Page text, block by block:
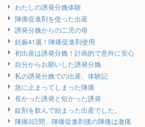
わたしの誘発分娩体験
陣痛促進剤を使った出産
誘発分娩からの二児の母
妊娠41週！陣痛促進剤使用
初出産は誘発分娩！計画的で意外に安心
自分からお願いした誘発分娩
私の誘発分娩での出産、体験記
急に止まってしまった陣痛
長かった誘発と短かった誘発
錠剤を飲んで始まった出産でした。
陣痛3日間、陣痛促進剤後の陣痛は激痛